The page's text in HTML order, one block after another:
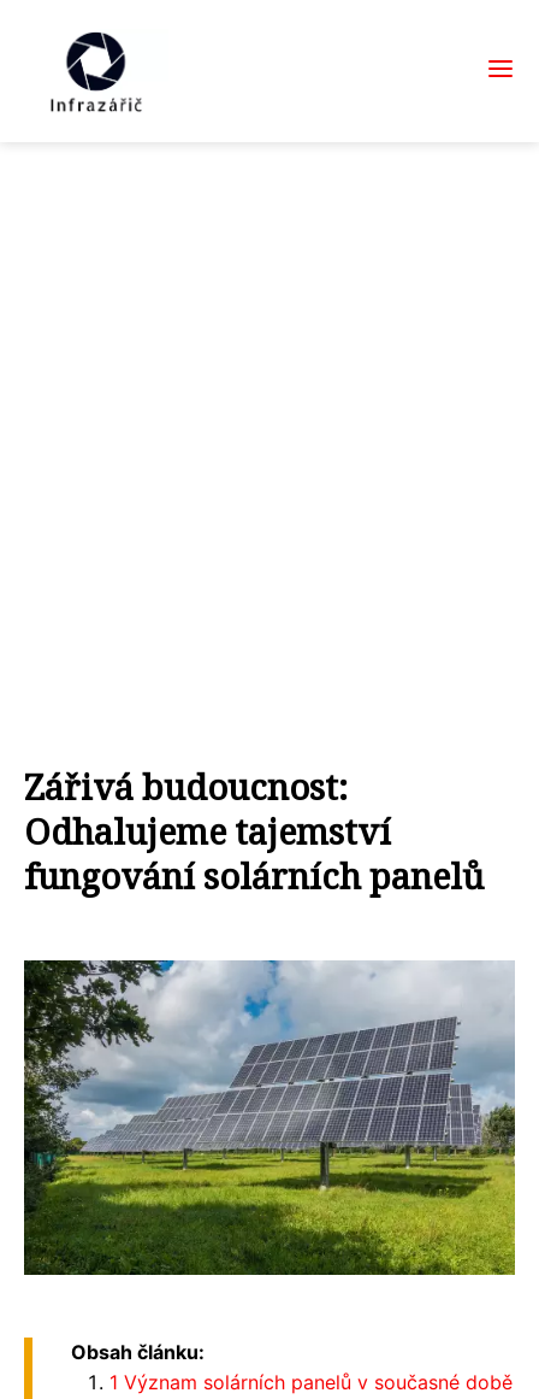
Zářivá budoucnost:
Odhalujeme tajemství
fungování solárních panelů
Obsah článku:
1 Význam solárních panelů v současné době